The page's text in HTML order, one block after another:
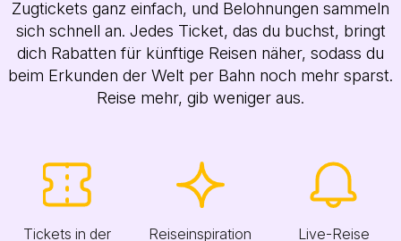
Zugtickets ganz einfach, und Belohnungen sammeln
sich schnell an. Jedes Ticket, das du buchst, bringt
dich Rabatten für künftige Reisen näher, sodass du
beim Erkunden der Welt per Bahn noch mehr sparst.
Reise mehr, gib weniger aus.
Tickets in der Reiseinspiration Live-Reise